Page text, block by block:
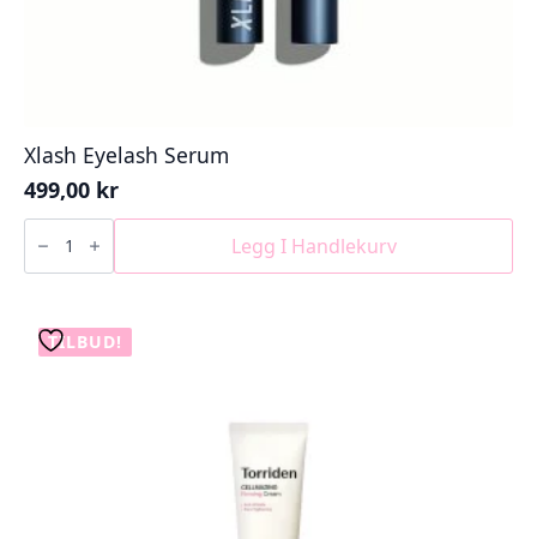
Xlash Eyelash Serum
499,00 kr
Xlash
Eyelash
Serum
antall
Legg I Handlekurv
TILBUD!